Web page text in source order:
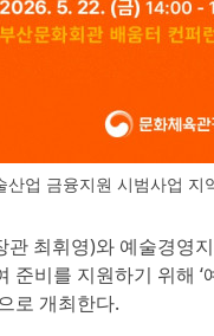
산업 금융지원 시범사업 지
관 최휘영)와 예술경영
준비를 지원하기 위해
로 개최한다.